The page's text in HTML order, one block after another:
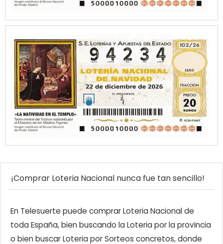
¡Comprar Loteria Nacional nunca fue tan sencillo!
En Telesuerte puede comprar Loteria Nacional de
toda España, bien buscando la Loteria por la provincia
o bien buscar Loteria por Sorteos concretos, donde